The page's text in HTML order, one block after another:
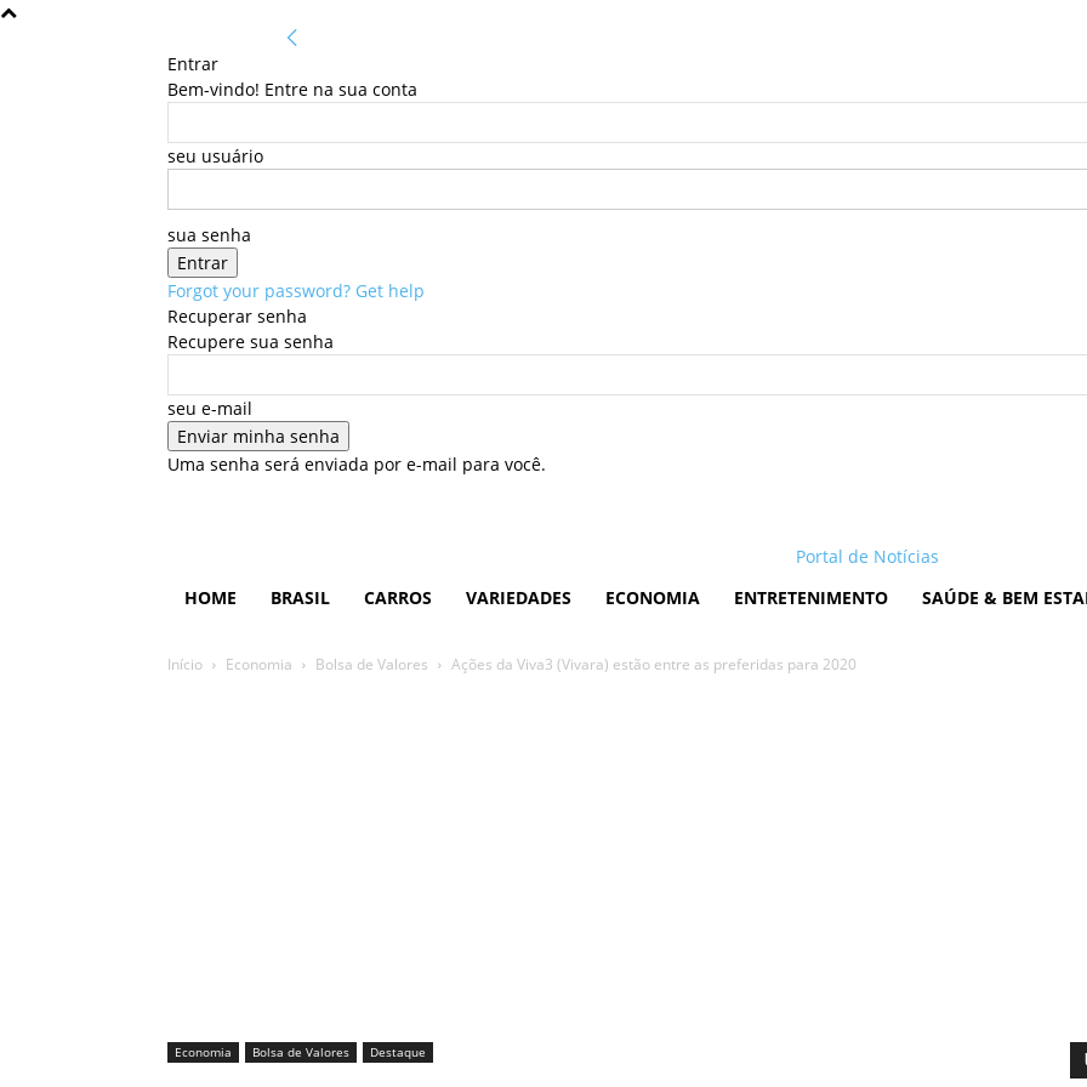
Entrar
Bem-vindo! Entre na sua conta
seu usuário
sua senha
Forgot your password? Get help
Recuperar senha
Recupere sua senha
seu e-mail
Uma senha será enviada por e-mail para você.
Portal de Notícias
HOME
BRASIL CARROS VARIEDADES ECONOMIA ENTRETENIMENTO SAÚDE & BEM
Início Economia Bolsa de Valores Ações da Viva3 (Vivara) estão entre as preferidas para 2020
Economia Bolsa de Valores Destaque